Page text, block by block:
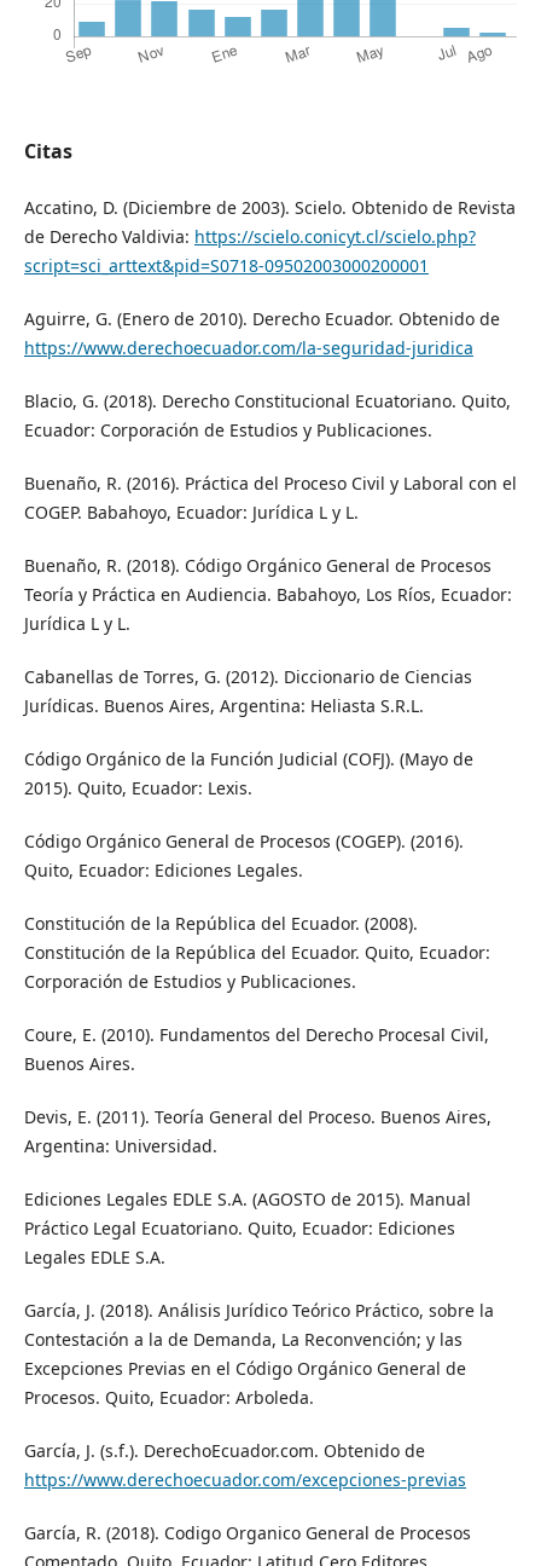
Citas
Accatino, D. (Diciembre de 2003). Scielo. Obtenido de Revista
de Derecho Valdivia: https://scielo.conicyt.cl/scielo.php?
script=sci_arttext&pid=S0718-09502003000200001
Aguirre, G. (Enero de 2010). Derecho Ecuador. Obtenido de
https://www.derechoecuador.com/la-seguridad-juridica
Blacio, G. (2018). Derecho Constitucional Ecuatoriano. Quito,
Ecuador: Corporación de Estudios y Publicaciones.
Buenaño, R. (2016). Práctica del Proceso Civil y Laboral con el
COGEP. Babahoyo, Ecuador: Jurídica L y L.
Buenaño, R. (2018). Código Orgánico General de Procesos
Teoría y Práctica en Audiencia. Babahoyo, Los Ríos, Ecuador:
Jurídica L y L.
Cabanellas de Torres, G. (2012). Diccionario de Ciencias
Jurídicas. Buenos Aires, Argentina: Heliasta S.R.L.
Código Orgánico de la Función Judicial (COFJ). (Mayo de
2015). Quito, Ecuador: Lexis.
Código Orgánico General de Procesos (COGEP). (2016).
Quito, Ecuador: Ediciones Legales.
Constitución de la República del Ecuador. (2008).
Constitución de la República del Ecuador. Quito, Ecuador:
Corporación de Estudios y Publicaciones.
Coure, E. (2010). Fundamentos del Derecho Procesal Civil,
Buenos Aires.
Devis, E. (2011). Teoría General del Proceso. Buenos Aires,
Argentina: Universidad.
Ediciones Legales EDLE S.A. (AGOSTO de 2015). Manual
Práctico Legal Ecuatoriano. Quito, Ecuador: Ediciones
Legales EDLE S.A.
García, J. (2018). Análisis Jurídico Teórico Práctico, sobre la
Contestación a la de Demanda, La Reconvención; y las
Excepciones Previas en el Código Orgánico General de
Procesos. Quito, Ecuador: Arboleda.
García, J. (s.f.). DerechoEcuador.com. Obtenido de
https://www.derechoecuador.com/excepciones-previas
García, R. (2018). Codigo Organico General de Procesos